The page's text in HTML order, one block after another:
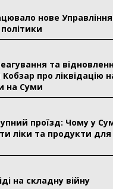
нове
та
про ліквідацію
на Суми
проїзд: Чому у
ліки та продукти
на складну війну